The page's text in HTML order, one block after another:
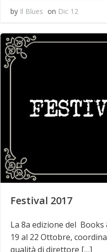
by Il Blues on Dic 12
Festival 2017
La 8a edizione del
19 al 22 Ottobre,
qualità di direttore […]